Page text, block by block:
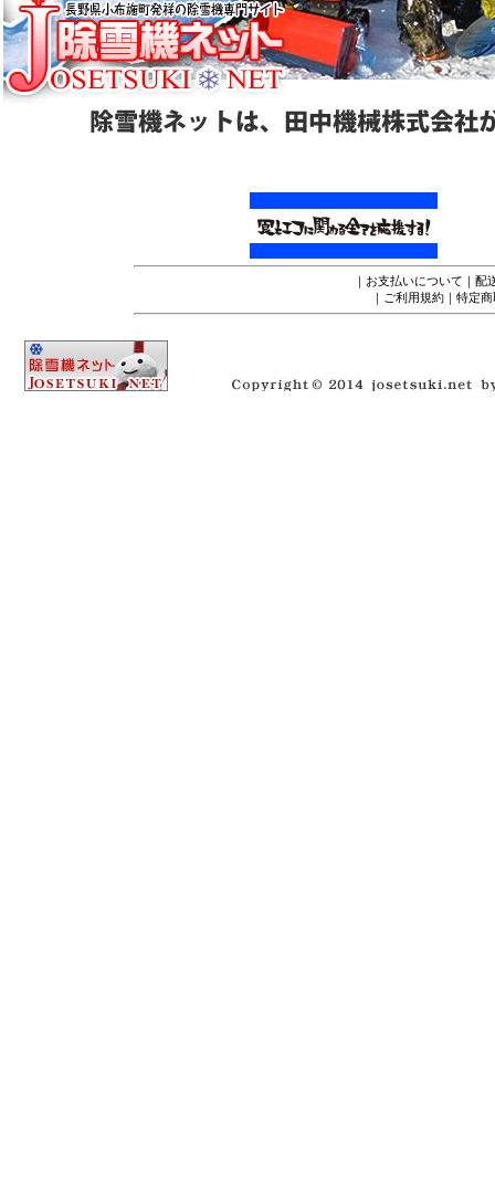
｜ お支払いについて ｜ 配
｜ ご利用規約 ｜ 特定